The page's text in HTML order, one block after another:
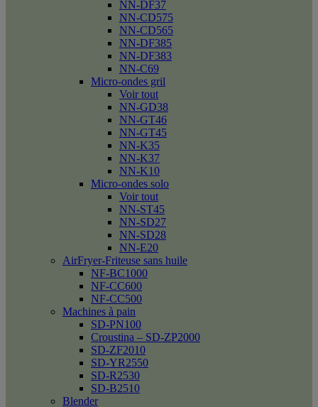
NN-DF37
NN-CD575
NN-CD565
NN-DF385
NN-DF383
NN-C69
Micro-ondes gril
Voir tout
NN-GD38
NN-GT46
NN-GT45
NN-K35
NN-K37
NN-K10
Micro-ondes solo
Voir tout
NN-ST45
NN-SD27
NN-SD28
NN-E20
AirFryer-Friteuse sans huile
NF-BC1000
NF-CC600
NF-CC500
Machines à pain
SD-PN100
Croustina – SD-ZP2000
SD-ZF2010
SD-YR2550
SD-R2530
SD-B2510
Blender